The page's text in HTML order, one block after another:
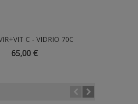
Añadir Al Carrito
C - VIDRIO 70C
65,00 €